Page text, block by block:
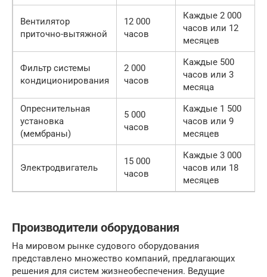
Вентилятор
приточно-вытяжной
12 000
часов
Каждые 2 000
часов или 12
месяцев
Фильтр системы
кондиционирования
2 000
часов
Каждые 500
часов или 3
месяца
Опреснительная
установка
(мембраны)
5 000
часов
Каждые 1 500
часов или 9
месяцев
Электродвигатель
15 000
часов
Каждые 3 000
часов или 18
месяцев
Производители оборудования
На мировом рынке судового оборудования
представлено множество компаний, предлагающих
решения для систем жизнеобеспечения. Ведущие